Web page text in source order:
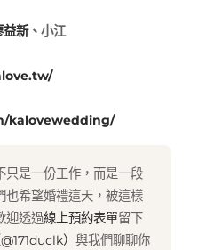
益新、小江
kalovewedding/
只是一份工作，而是一段
也希望婚禮這天，被這樣
迎透過線上預約表單留下
） 與我們聊聊你